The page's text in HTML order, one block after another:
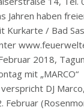
Jahren haben
/ Bad
2018,
mit „MARCO“
DJ